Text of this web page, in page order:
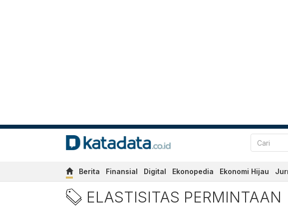
Berita Finansial Digital Ekonopedia Ekonomi Hijau
Berita Elastisitas Permintaan
ELASTISITAS PERMINTAAN